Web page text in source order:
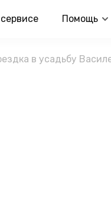
Помощь
в усадьбу